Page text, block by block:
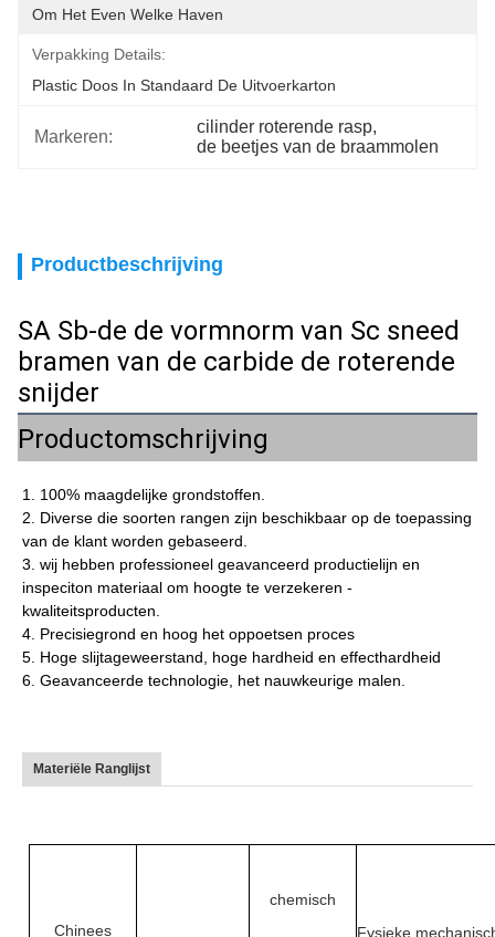
Om Het Even Welke Haven
Verpakking Details:
Plastic Doos In Standaard De Uitvoerkarton
Markeren:
cilinder roterende rasp,
de beetjes van de braammolen
Productbeschrijving
SA Sb-de de vormnorm van Sc sneed
bramen van de carbide de roterende
snijder
Productomschrijving
1. 100% maagdelijke grondstoffen.
2. Diverse die soorten rangen zijn beschikbaar op de toepassing
van de klant worden gebaseerd.
3. wij hebben professioneel geavanceerd productielijn en
inspeciton materiaal om hoogte te verzekeren -
kwaliteitsproducten.
4. Precisiegrond en hoog het oppoetsen proces
5. Hoge slijtageweerstand, hoge hardheid en effecthardheid
6. Geavanceerde technologie, het nauwkeurige malen.
Materiële Ranglijst
Chinees
chemisch
Fysieke